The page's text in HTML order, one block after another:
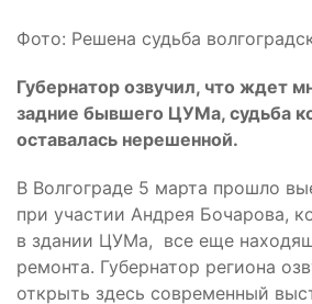
Фото: Решена судьба
Губернатор озвучил, что ждет
задние бывшего ЦУМа, судьба
оставалась нерешенной.
В Волгограде 5 марта прошло
при участии Андрея Бочарова,
в здании ЦУМа, все еще
ремонта. Губернатор региона
открыть здесь современный